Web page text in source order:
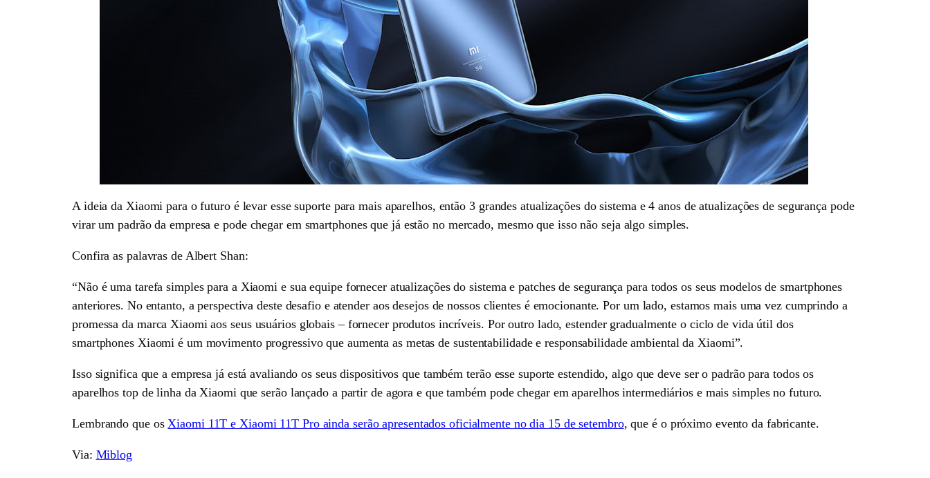
A ideia da Xiaomi para o futuro é levar esse suporte para mais aparelhos, então 3 grandes atualizações do sistema e 4 anos de atualizações de segurança pode
virar um padrão da empresa e pode chegar em smartphones que já estão no mercado, mesmo que isso não seja algo simples.
Confira as palavras de Albert Shan:
“Não é uma tarefa simples para a Xiaomi e sua equipe fornecer atualizações do sistema e patches de segurança para todos os seus modelos de smartphones
anteriores. No entanto, a perspectiva deste desafio e atender aos desejos de nossos clientes é emocionante. Por um lado, estamos mais uma vez cumprindo a
promessa da marca Xiaomi aos seus usuários globais – fornecer produtos incríveis. Por outro lado, estender gradualmente o ciclo de vida útil dos
smartphones Xiaomi é um movimento progressivo que aumenta as metas de sustentabilidade e responsabilidade ambiental da Xiaomi”.
Isso significa que a empresa já está avaliando os seus dispositivos que também terão esse suporte estendido, algo que deve ser o padrão para todos os
aparelhos top de linha da Xiaomi que serão lançado a partir de agora e que também pode chegar em aparelhos intermediários e mais simples no futuro.
Lembrando que os Xiaomi 11T e Xiaomi 11T Pro ainda serão apresentados oficialmente no dia 15 de setembro, que é o próximo evento da fabricante.
Via: Miblog